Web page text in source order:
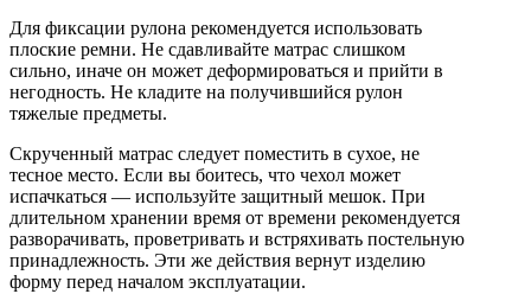
Для фиксации рулона рекомендуется использовать
плоские ремни. Не сдавливайте матрас слишком
сильно, иначе он может деформироваться и прийти в
негодность. Не кладите на получившийся рулон
тяжелые предметы.
Скрученный матрас следует поместить в сухое, не
тесное место. Если вы боитесь, что чехол может
испачкаться — используйте защитный мешок. При
длительном хранении время от времени рекомендуется
разворачивать, проветривать и встряхивать постельную
принадлежность. Эти же действия вернут изделию
форму перед началом эксплуатации.